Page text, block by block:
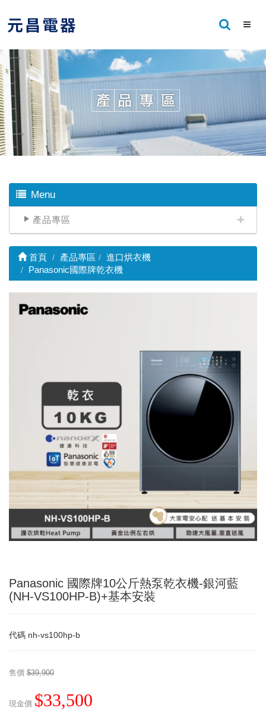
Menu
產品專區
首頁 產品專區
進口烘衣機
Panasonic國際牌乾衣機
Panasonic 國際牌10公斤熱泵乾衣機-銀河藍
(NH-VS100HP-B)+基本安裝
代碼 nh-vs100hp-b
售價 $39,900
現金價 $33,500